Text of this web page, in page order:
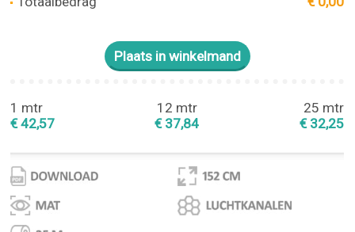
1 mtr
€ 42,57
12 mtr
€ 37,84
25 mtr
€ 32,25